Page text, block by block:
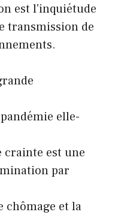
est l'inquiétude
transmission de
elle-
crainte est une
par
chômage et la